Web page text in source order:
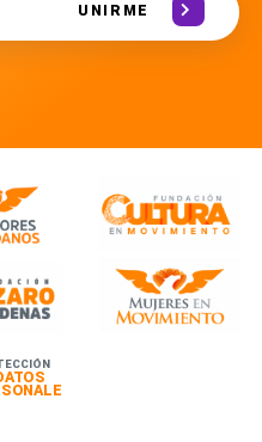
UNIRME